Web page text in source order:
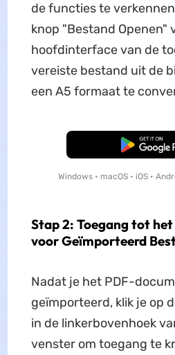
de functies te
knop "Bestand Openen"
hoofdinterface van de
vereiste bestand uit de
een A5 formaat te
Gratis
Windows • macOS • iOS •
Stap 2: Toegang tot
voor Geïmporteerd
Nadat je het PDF-
geïmporteerd, klik je op
in de linkerbovenhoek
venster om toegang te